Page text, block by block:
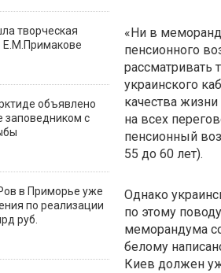
творческая
Е.М.Примакове
объявлено
заповедником с
в Приморье уже
по реализации
руб.
«Ни в
пенсионного
рассматривать
украинского
качества
на всех
пенсионный
55 до 60 лет).
Однако
по этому
меморандума
белому
Киев должен